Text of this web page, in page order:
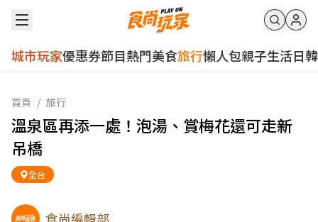
城市玩家優惠券節目熱門美食旅行懶人包親子生活日韓
首頁 / 旅行
溫泉區再添一處！泡湯、賞梅花還可走新
吊橋
全台